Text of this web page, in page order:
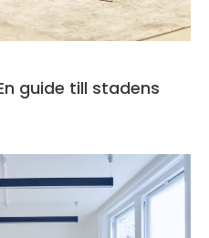
guide till stadens